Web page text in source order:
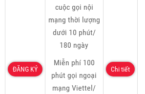
ĐĂNG KÝ
cuộc gọi nội
mạng thời lượng
dưới 10 phút/
180 ngày
Miễn phí 100
phút gọi ngoại
mạng Viettel/
Chi tiết